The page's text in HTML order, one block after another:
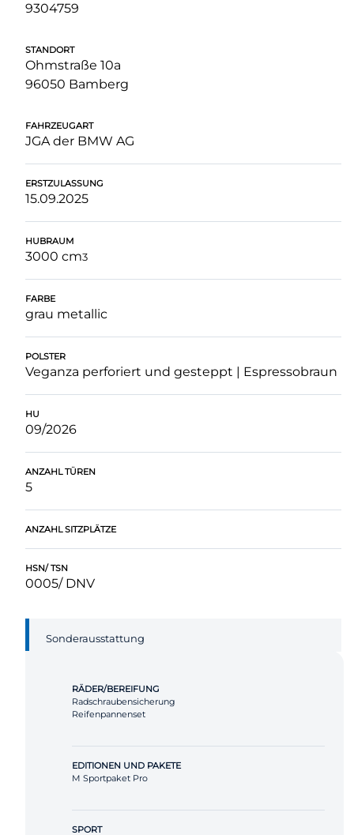
9304759
STANDORT
Ohmstraße 10a
96050 Bamberg
FAHRZEUGART
JGA der BMW AG
ERSTZULASSUNG
15.09.2025
HUBRAUM
3000 cm3
FARBE
grau metallic
POLSTER
Veganza perforiert und gesteppt | Espressobraun
HU
09/2026
ANZAHL TÜREN
5
ANZAHL SITZPLÄTZE
HSN/ TSN
0005/ DNV
Sonderausstattung
RÄDER/BEREIFUNG
Radschraubensicherung
Reifenpannenset
EDITIONEN UND PAKETE
M Sportpaket Pro
SPORT